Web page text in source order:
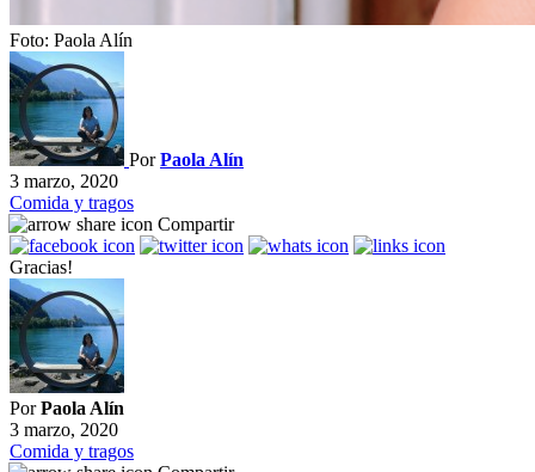
Foto: Paola Alín
PorPaola Alín
3 marzo, 2020
Comida y tragos
Compartir
Gracias!
PorPaola Alín
3 marzo, 2020
Comida y tragos